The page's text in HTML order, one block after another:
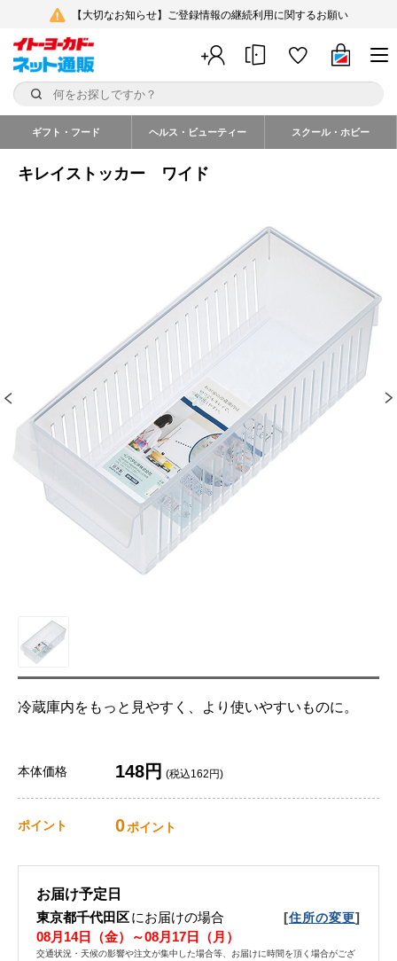
【大切なお知らせ】ご登録情報の継続利用に関するお願い
ギフト・フード ヘルス・ビューティー スクール・ホビー
キレイストッカー ワイド
冷蔵庫内をもっと見やすく、より使いやすいものに。
本体価格 148円 (税込162円)
ポイント 0ポイント
お届け予定日
東京都千代田区にお届けの場合 [住所の変更]
08月14日（金）～08月17日（月）
交通状況・天候の影響や注文が集中した場合等、お届けに時間を頂く場合がござ